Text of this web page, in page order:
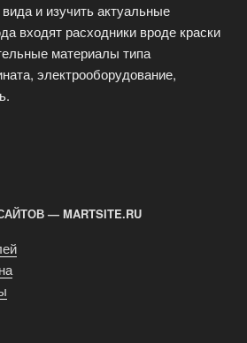
и изучить актуальные
входят расходники вроде краски
материалы типа
электрооборудование,
— MARTSITE.RU